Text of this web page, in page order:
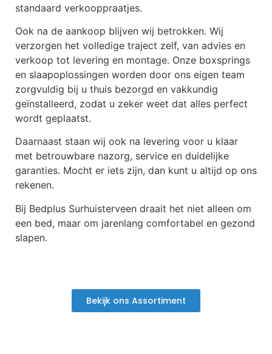
standaard verkooppraatjes.
Ook na de aankoop blijven wij betrokken. Wij
verzorgen het volledige traject zelf, van advies en
verkoop tot levering en montage. Onze boxsprings
en slaapoplossingen worden door ons eigen team
zorgvuldig bij u thuis bezorgd en vakkundig
geïnstalleerd, zodat u zeker weet dat alles perfect
wordt geplaatst.
Daarnaast staan wij ook na levering voor u klaar
met betrouwbare nazorg, service en duidelijke
garanties. Mocht er iets zijn, dan kunt u altijd op ons
rekenen.
Bij Bedplus Surhuisterveen draait het niet alleen om
een bed, maar om jarenlang comfortabel en gezond
slapen.
Bekijk ons Assortiment